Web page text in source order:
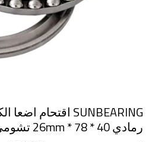
رمادي 40 * 78 * 26mm تشومي الصلب GCR15